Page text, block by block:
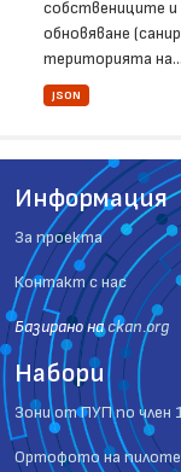
собствениците и
обновяване
територията на...
JSON
Информация
За проекта
Контакт с нас
Базиранo наckan.org
Набори
Зони от ПУП по член
Ортофото на